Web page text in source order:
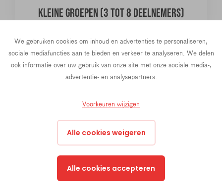
KLEINE GROEPEN (3 TOT 8 DEELNEMERS)
onmiddellijke feedback
individuele begeleiding
ACTIEGERICHT LEREN
We gebruiken cookies om inhoud en advertenties te personaliseren,
sociale mediafuncties aan te bieden en verkeer te analyseren. We delen
ook informatie over uw gebruik van onze site met onze sociale media-,
advertentie- en analysepartners.
Voorkeuren wijzigen
Alle cookies weigeren
Alle cookies accepteren